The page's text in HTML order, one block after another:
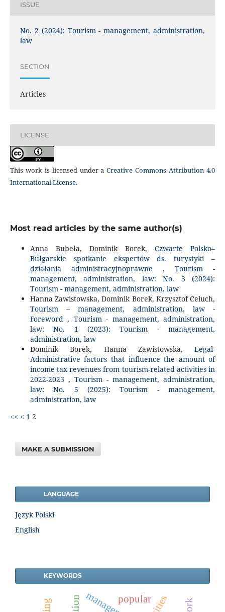
ISSUE
No. 2 (2024): Tourism - management, administration,
law
SECTION
Articles
LICENSE
This work is licensed under aCreative Commons Attribution 4.0
International License.
Most read articles by the same author(s)
Anna Bubeła, Dominik Borek,Czwarte Polsko–
Bułgarskie spotkanie ekspertów ds. turystyki –
działania administracyjnoprawne ,Tourism -
management, administration, law: No. 3 (2024):
Tourism - management, administration, law
Hanna Zawistowska, Dominik Borek, Krzysztof Celuch,
Tourism – management, administration, law -
Foreword, Tourism - management, administration,
law: No. 1 (2023): Tourism - management,
administration, law
Dominik Borek, Hanna Zawistowska,Legal-
Administrative factors that influence the amount of
income tax revenues from tourism-related activities in
2022-2023 , Tourism - management, administration,
law: No. 5 (2025): Tourism - management,
administration, law
<< < 1 2
MAKE A SUBMISSION
LANGUAGE
Język Polski
English
KEYWORDS
popular